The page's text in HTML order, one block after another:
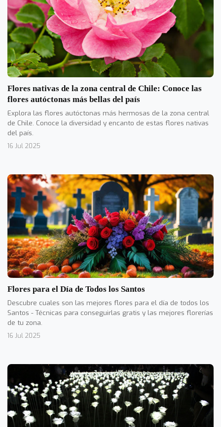
Flores nativas de la zona central de Chile: Conoce las
flores autóctonas más bellas del país
Explora las flores autóctonas más hermosas de la zona central
de Chile. Conoce la diversidad y encanto de estas flores nativas
del país.
16 Jul 2025
Flores para el Día de Todos los Santos
Descubre cuales son las mejores flores para el día de todos los
Santos - Técnicas para conseguirlas gratis y las mejores florerías
de tu zona.
16 Jul 2025